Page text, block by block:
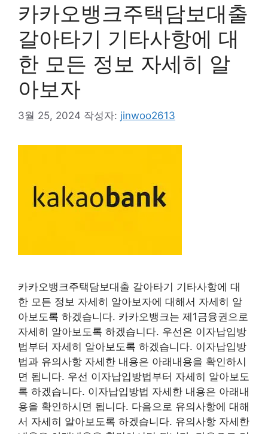
카카오뱅크주택담보대출
갈아타기 기타사항에 대
한 모든 정보 자세히 알
아보자
3월 25, 2024 작성자: jinwoo2613
카카오뱅크주택담보대출 갈아타기 기타사항에 대
한 모든 정보 자세히 알아보자에 대해서 자세히 알
아보도록 하겠습니다. 카카오뱅크는 제1금융권으로
자세히 알아보도록 하겠습니다. 우선은 이자납입방
법부터 자세히 알아보도록 하겠습니다. 이자납입방
법과 유의사항 자세한 내용은 아래내용을 확인하시
면 됩니다. 우선 이자납입방법부터 자세히 알아보도
록 하겠습니다. 이자납입방법 자세한 내용은 아래내
용을 확인하시면 됩니다. 다음으로 유의사항에 대해
서 자세히 알아보도록 하겠습니다. 유의사항 자세한